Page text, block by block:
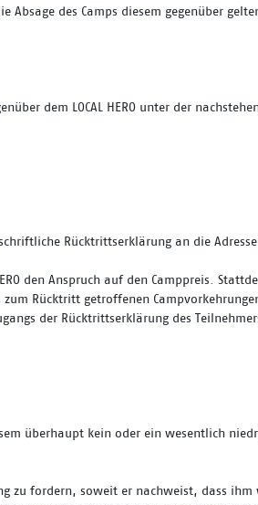
Absage des Camps diesem gegenüber
dem LOCAL HERO unter der
Rücktrittserklärung an die Adresse
den Anspruch auf den Camppreis.
Rücktritt getroffenen
der Rücktrittserklärung des
überhaupt kein oder ein wesentlich
zu fordern, soweit er nachweist, dass